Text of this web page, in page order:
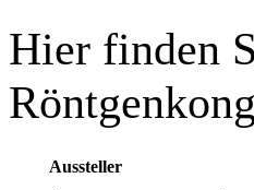
Hier finden
Aussteller